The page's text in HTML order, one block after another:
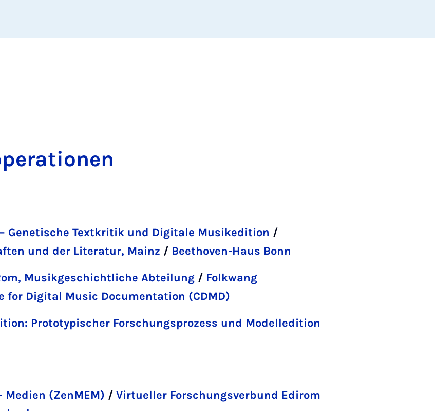
– Genetische Textkritik und Digitale Musikedition /
und der Literatur, Mainz / Beethoven-Haus Bonn
Musikgeschichtliche Abteilung / Folkwang
for Digital Music Documentation (CDMD)
Prototypischer Forschungsprozess und Modelledition
(ZenMEM) / Virtueller Forschungsverbund Edirom